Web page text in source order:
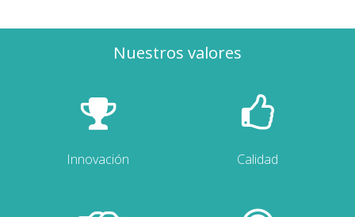
Nuestros valores
Innovación Calidad